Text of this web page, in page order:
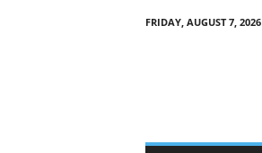
FRIDAY, AUGUST 7, 2026